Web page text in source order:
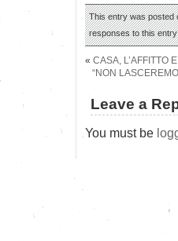
This entry was posted
responses to this
« CASA, L’AFFITTO
“NON
Leave a
You must be